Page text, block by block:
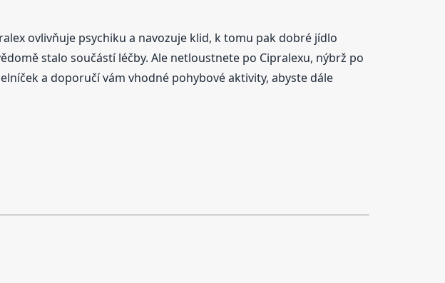
ovlivňuje psychiku a navozuje klid, k tomu pak dobré jídlo
stalo součástí léčby. Ale netloustnete po Cipralexu, nýbrž po
a doporučí vám vhodné pohybové aktivity, abyste dále